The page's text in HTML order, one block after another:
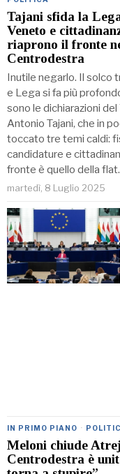
Tajani sfida la
Veneto e
riaprono il fronte
Centrodestra
Inutile negarlo. Il solco
e Lega si fa più
sono le dichiarazioni
Antonio Tajani, che in
toccato tre temi caldi:
candidature e
fronte è quello della
martedì, 8 Luglio 2025
IN PRIMO PIANO ·
Meloni chiude
Centrodestra è